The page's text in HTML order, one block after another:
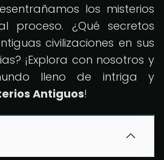
los misterios
proceso. ¿Qué secretos
civilizaciones en sus
¡Explora con nosotros y
lleno de intriga y
Antiguos!